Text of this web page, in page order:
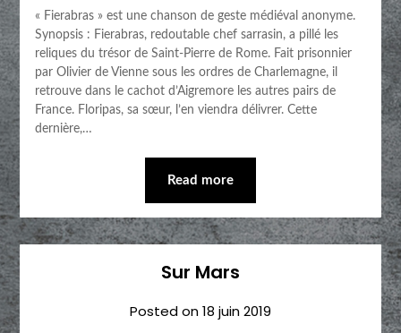
« Fierabras » est une chanson de geste médiéval anonyme.
Synopsis : Fierabras, redoutable chef sarrasin, a pillé les
reliques du trésor de Saint-Pierre de Rome. Fait prisonnier
par Olivier de Vienne sous les ordres de Charlemagne, il
retrouve dans le cachot d’Aigremore les autres pairs de
France. Floripas, sa sœur, l’en viendra délivrer. Cette
dernière,…
Read more
Sur Mars
Posted on18 juin 2019